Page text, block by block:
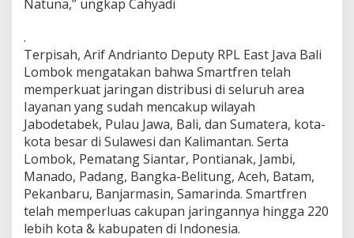
Natuna,” ungkap Cahyadi
.
Terpisah, Arif Andrianto Deputy RPL East Java Bali
Lombok mengatakan bahwa Smartfren telah
memperkuat jaringan distribusi di seluruh area
Iayanan yang sudah mencakup wilayah
Jabodetabek, Pulau Jawa, Bali, dan Sumatera, kota-
kota besar di Sulawesi dan Kalimantan. Serta
Lombok, Pematang Siantar, Pontianak, Jambi,
Manado, Padang, Bangka-Belitung, Aceh, Batam,
Pekanbaru, Banjarmasin, Samarinda. Smartfren
telah memperluas cakupan jaringannya hingga 220
lebih kota & kabupaten di Indonesia.